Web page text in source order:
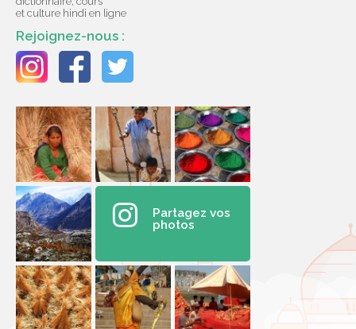
et culture hindi en ligne
Rejoignez-nous :
Partagez vos
photos